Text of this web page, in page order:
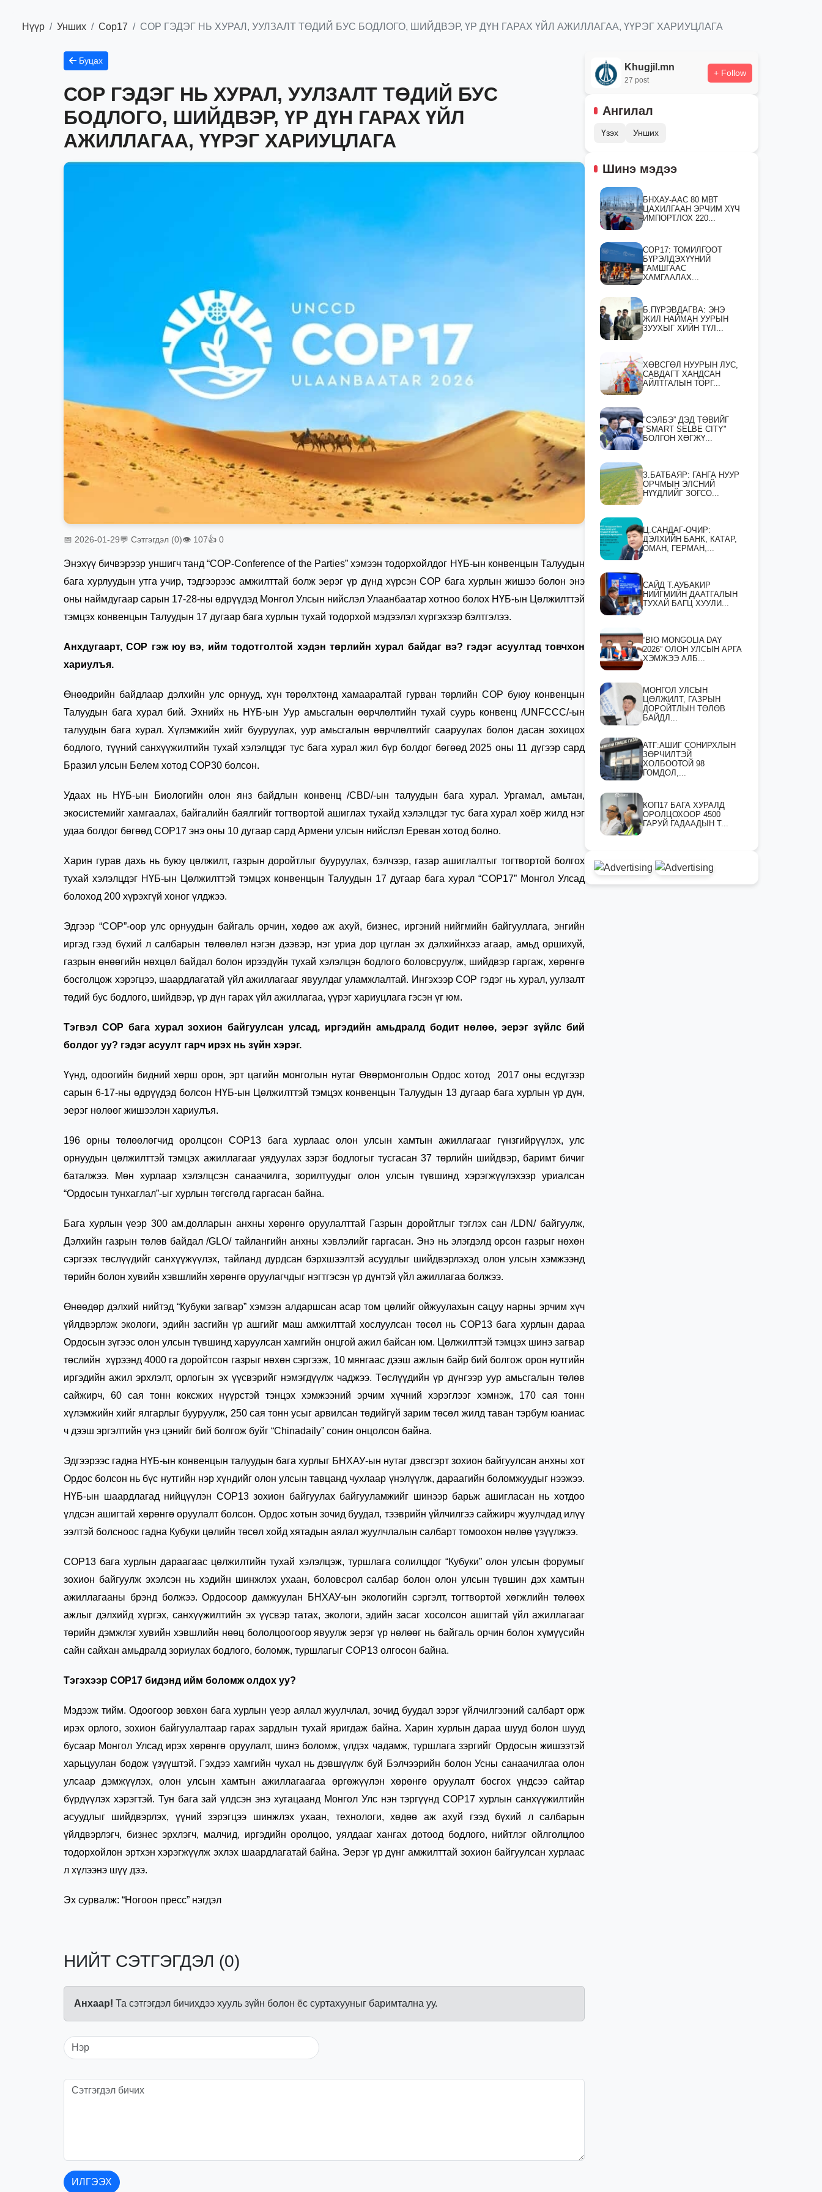
Нүүр Унших Сор17 СОР ГЭДЭГ НЬ ХУРАЛ, УУЛЗАЛТ ТӨДИЙ БУС БОДЛОГО, ШИЙДВЭР, ҮР ДҮН ГАРАХ ҮЙЛ АЖИЛЛАГАА, ҮҮРЭГ ХАРИУЦЛАГА
Буцах
СОР ГЭДЭГ НЬ ХУРАЛ, УУЛЗАЛТ ТӨДИЙ БУС
БОДЛОГО, ШИЙДВЭР, ҮР ДҮН ГАРАХ ҮЙЛ
АЖИЛЛАГАА, ҮҮРЭГ ХАРИУЦЛАГА
📅 2026-01-29💬 Сэтгэгдэл (0)👁 107👍 0
Энэхүү бичвэрээр уншигч танд “СОР-Conference of the Parties” хэмээн тодорхойлдог НҮБ-ын конвенцын Талуудын
бага хурлуудын утга учир, тэдгээрээс амжилттай болж эерэг үр дүнд хүрсэн СОР бага хурлын жишээ болон энэ
оны наймдугаар сарын 17-28-ны өдрүүдэд Монгол Улсын нийслэл Улаанбаатар хотноо болох НҮБ-ын Цөлжилттэй
тэмцэх конвенцын Талуудын 17 дугаар бага хурлын тухай тодорхой мэдээлэл хүргэхээр бэлтгэлээ.
Анхдугаарт, СОР гэж юу вэ, ийм тодотголтой хэдэн төрлийн хурал байдаг вэ? гэдэг асуултад товчхон
хариулъя.
Өнөөдрийн байдлаар дэлхийн улс орнууд, хүн төрөлхтөнд хамааралтай гурван төрлийн СОР буюу конвенцын
Талуудын бага хурал бий. Эхнийх нь НҮБ-ын Уур амьсгалын өөрчлөлтийн тухай суурь конвенц /UNFCCC/-ын
талуудын бага хурал. Хүлэмжийн хийг бууруулах, уур амьсгалын өөрчлөлтийг сааруулах болон дасан зохицох
бодлого, түүний санхүүжилтийн тухай хэлэлцдэг тус бага хурал жил бүр болдог бөгөөд 2025 оны 11 дүгээр сард
Бразил улсын Белем хотод СОР30 болсон.
Удаах нь НҮБ-ын Биологийн олон янз байдлын конвенц /CBD/-ын талуудын бага хурал. Ургамал, амьтан,
экосистемийг хамгаалах, байгалийн баялгийг тогтвортой ашиглах тухайд хэлэлцдэг тус бага хурал хоёр жилд нэг
удаа болдог бөгөөд СОР17 энэ оны 10 дугаар сард Армени улсын нийслэл Ереван хотод болно.
Харин гурав дахь нь буюу цөлжилт, газрын доройтлыг бууруулах, бэлчээр, газар ашиглалтыг тогтвортой болгох
тухай хэлэлцдэг НҮБ-ын Цөлжилттэй тэмцэх конвенцын Талуудын 17 дугаар бага хурал “СОР17” Монгол Улсад
болоход 200 хүрэхгүй хоног үлджээ.
Эдгээр “СОР”-оор улс орнуудын байгаль орчин, хөдөө аж ахуй, бизнес, иргэний нийгмийн байгууллага, энгийн
иргэд гээд бүхий л салбарын төлөөлөл нэгэн дээвэр, нэг уриа дор цуглан эх дэлхийнхээ агаар, амьд оршихуй,
газрын өнөөгийн нөхцөл байдал болон ирээдүйн тухай хэлэлцэн бодлого боловсруулж, шийдвэр гаргаж, хөрөнгө
босголцож хэрэгцээ, шаардлагатай үйл ажиллагааг явуулдаг уламжлалтай. Ингэхээр СОР гэдэг нь хурал, уулзалт
төдий бус бодлого, шийдвэр, үр дүн гарах үйл ажиллагаа, үүрэг хариуцлага гэсэн үг юм.
Тэгвэл СОР бага хурал зохион байгуулсан улсад, иргэдийн амьдралд бодит нөлөө, эерэг зүйлс бий
болдог уу? гэдэг асуулт гарч ирэх нь зүйн хэрэг.
Үүнд, одоогийн бидний хөрш орон, эрт цагийн монголын нутаг Өвөрмонголын Ордос хотод 2017 оны есдүгээр
сарын 6-17-ны өдрүүдэд болсон НҮБ-ын Цөлжилттэй тэмцэх конвенцын Талуудын 13 дугаар бага хурлын үр дүн,
эерэг нөлөөг жишээлэн хариулъя.
196 орны төлөөлөгчид оролцсон COР13 бага хурлаас олон улсын хамтын ажиллагааг гүнзгийрүүлэх, улс
орнуудын цөлжилттэй тэмцэх ажиллагааг уядуулах зэрэг бодлогыг тусгасан 37 төрлийн шийдвэр, баримт бичиг
баталжээ. Мөн хурлаар хэлэлцсэн санаачилга, зорилтуудыг олон улсын түвшинд хэрэгжүүлэхээр уриалсан
“Ордосын тунхаглал”-ыг хурлын төгсгөлд гаргасан байна.
Бага хурлын үеэр 300 ам.долларын анхны хөрөнгө оруулалттай Газрын доройтлыг тэглэх сан /LDN/ байгуулж,
Дэлхийн газрын төлөв байдал /GLO/ тайлангийн анхны хэвлэлийг гаргасан. Энэ нь элэгдэлд орсон газрыг нөхөн
сэргээх төслүүдийг санхүүжүүлэх, тайланд дурдсан бэрхшээлтэй асуудлыг шийдвэрлэхэд олон улсын хэмжээнд
төрийн болон хувийн хэвшлийн хөрөнгө оруулагчдыг нэгтгэсэн үр дүнтэй үйл ажиллагаа болжээ.
Өнөөдөр дэлхий нийтэд “Кубуки загвар” хэмээн алдаршсан асар том цөлийг ойжуулахын сацуу нарны эрчим хүч
үйлдвэрлэж экологи, эдийн засгийн үр ашгийг маш амжилттай хослуулсан төсөл нь СОР13 бага хурлын дараа
Ордосын зүгээс олон улсын түвшинд харуулсан хамгийн онцгой ажил байсан юм. Цөлжилттэй тэмцэх шинэ загвар
төслийн хүрээнд 4000 га доройтсон газрыг нөхөн сэргээж, 10 мянгаас дээш ажлын байр бий болгож орон нутгийн
иргэдийн ажил эрхлэлт, орлогын эх үүсвэрийг нэмэгдүүлж чаджээ. Төслүүдийн үр дүнгээр уур амьсгалын төлөв
сайжирч, 60 сая тонн коксжих нүүрстэй тэнцэх хэмжээний эрчим хүчний хэрэглээг хэмнэж, 170 сая тонн
хүлэмжийн хийг ялгарлыг бууруулж, 250 сая тонн усыг арвилсан төдийгүй зарим төсөл жилд таван тэрбум юаниас
ч дээш эргэлтийн үнэ цэнийг бий болгож буйг “Chinadaily” сонин онцолсон байна.
Эдгээрээс гадна НҮБ-ын конвенцын талуудын бага хурлыг БНХАУ-ын нутаг дэвсгэрт зохион байгуулсан анхны хот
Ордос болсон нь бүс нутгийн нэр хүндийг олон улсын тавцанд чухлаар үнэлүүлж, дараагийн боломжуудыг нээжээ.
НҮБ-ын шаардлагад нийцүүлэн СОР13 зохион байгуулах байгууламжийг шинээр барьж ашигласан нь хотдоо
үлдсэн ашигтай хөрөнгө оруулалт болсон. Ордос хотын зочид буудал, тээврийн үйлчилгээ сайжирч жуулчдад илүү
ээлтэй болсноос гадна Кубуки цөлийн төсөл хойд хятадын аялал жуулчлалын салбарт томоохон нөлөө үзүүлжээ.
СОР13 бага хурлын дараагаас цөлжилтийн тухай хэлэлцэж, туршлага солилцдог “Кубуки” олон улсын форумыг
зохион байгуулж эхэлсэн нь хэдийн шинжлэх ухаан, боловсрол салбар болон олон улсын түвшин дэх хамтын
ажиллагааны брэнд болжээ. Ордосоор дамжуулан БНХАУ-ын экологийн сэргэлт, тогтвортой хөгжлийн төлөөх
ажлыг дэлхийд хүргэх, санхүүжилтийн эх үүсвэр татах, экологи, эдийн засаг хосолсон ашигтай үйл ажиллагааг
төрийн дэмжлэг хувийн хэвшлийн нөөц бололцоогоор явуулж эерэг үр нөлөөг нь байгаль орчин болон хүмүүсийн
сайн сайхан амьдралд зориулах бодлого, боломж, туршлагыг СОР13 олгосон байна.
Тэгэхээр СОР17 бидэнд ийм боломж олдох уу?
Мэдээж тийм. Одоогоор зөвхөн бага хурлын үеэр аялал жуулчлал, зочид буудал зэрэг үйлчилгээний салбарт орж
ирэх орлого, зохион байгуулалтаар гарах зардлын тухай яригдаж байна. Харин хурлын дараа шууд болон шууд
бусаар Монгол Улсад ирэх хөрөнгө оруулалт, шинэ боломж, үлдэх чадамж, туршлага зэргийг Ордосын жишээтэй
харьцуулан бодож үзүүштэй. Гэхдээ хамгийн чухал нь дэвшүүлж буй Бэлчээрийн болон Усны санаачилгаа олон
улсаар дэмжүүлэх, олон улсын хамтын ажиллагаагаа өргөжүүлэн хөрөнгө оруулалт босгох үндсээ сайтар
бүрдүүлэх хэрэгтэй. Тун бага зай үлдсэн энэ хугацаанд Монгол Улс нэн тэргүүнд СОР17 хурлын санхүүжилтийн
асуудлыг шийдвэрлэх, үүний зэрэгцээ шинжлэх ухаан, технологи, хөдөө аж ахуй гээд бүхий л салбарын
үйлдвэрлэгч, бизнес эрхлэгч, малчид, иргэдийн оролцоо, уялдааг хангах дотоод бодлого, нийтлэг ойлголцлоо
тодорхойлон эртхэн хэрэгжүүлж эхлэх шаардлагатай байна. Эерэг үр дүнг амжилттай зохион байгуулсан хурлаас
л хүлээнэ шүү дээ.
Эх сурвалж: “Ногоон пресс” нэгдэл
НИЙТ СЭТГЭГДЭЛ (0)
Анхаар! Та сэтгэгдэл бичихдээ хууль зүйн болон ёс суртахууныг баримтална уу.
ИЛГЭЭХ
Khugjil.mn
27 post
+ Follow
Ангилал
Үзэх Унших
Шинэ мэдээ
БНХАУ-ААС 80 МВТ
ЦАХИЛГААН ЭРЧИМ ХҮЧ
ИМПОРТЛОХ 220...
СOP17: ТОМИЛГООТ
БҮРЭЛДЭХҮҮНИЙ
ГАМШГААС
ХАМГААЛАХ...
Б.ПҮРЭВДАГВА: ЭНЭ
ЖИЛ НАЙМАН УУРЫН
ЗУУХЫГ ХИЙН ТҮЛ...
ХӨВСГӨЛ НУУРЫН ЛУС,
САВДАГТ ХАНДСАН
АЙЛТГАЛЫН ТОРГ...
"СЭЛБЭ” ДЭД ТӨВИЙГ
"SMART SELBE CITY"
БОЛГОН ХӨГЖҮ...
З.БАТБАЯР: ГАНГА НУУР
ОРЧМЫН ЭЛСНИЙ
НҮҮДЛИЙГ ЗОГСО...
Ц.САНДАГ-ОЧИР:
ДЭЛХИЙН БАНК, КАТАР,
ОМАН, ГЕРМАН,...
САЙД Т.АУБАКИР
НИЙГМИЙН ДААТГАЛЫН
ТУХАЙ БАГЦ ХУУЛИ...
“BIO MONGOLIA DAY
2026” ОЛОН УЛСЫН АРГА
ХЭМЖЭЭ АЛБ...
МОНГОЛ УЛСЫН
ЦӨЛЖИЛТ, ГАЗРЫН
ДОРОЙТЛЫН ТӨЛӨВ
БАЙДЛ...
АТГ:АШИГ СОНИРХЛЫН
ЗӨРЧИЛТЭЙ
ХОЛБООТОЙ 98
ГОМДОЛ,...
КОП17 БАГА ХУРАЛД
ОРОЛЦОХООР 4500
ГАРУЙ ГАДААДЫН Т...